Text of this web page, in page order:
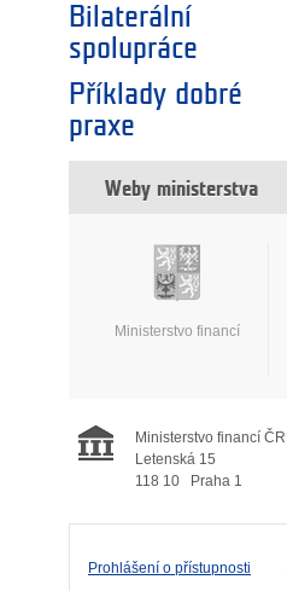
Bilaterální
spolupráce
Příklady dobré
praxe
Weby ministerstva
Ministerstvo financí
Ministerstvo financí ČR
Letenská 15
118 10
Praha 1
Prohlášení o přístupnosti